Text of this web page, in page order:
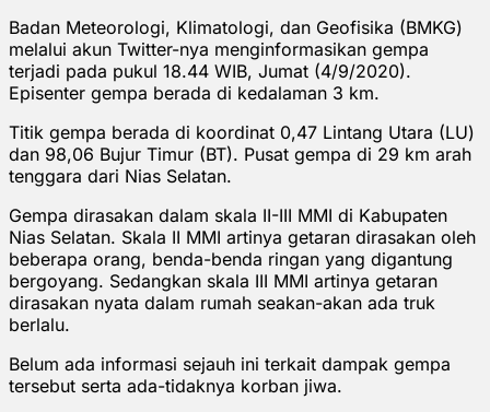
Badan Meteorologi, Klimatologi, dan Geofisika (BMKG)
melalui akun Twitter-nya menginformasikan gempa
terjadi pada pukul 18.44 WIB, Jumat (4/9/2020).
Episenter gempa berada di kedalaman 3 km.
Titik gempa berada di koordinat 0,47 Lintang Utara (LU)
dan 98,06 Bujur Timur (BT). Pusat gempa di 29 km arah
tenggara dari Nias Selatan.
Gempa dirasakan dalam skala II-III MMI di Kabupaten
Nias Selatan. Skala II MMI artinya getaran dirasakan oleh
beberapa orang, benda-benda ringan yang digantung
bergoyang. Sedangkan skala III MMI artinya getaran
dirasakan nyata dalam rumah seakan-akan ada truk
berlalu.
Belum ada informasi sejauh ini terkait dampak gempa
tersebut serta ada-tidaknya korban jiwa.